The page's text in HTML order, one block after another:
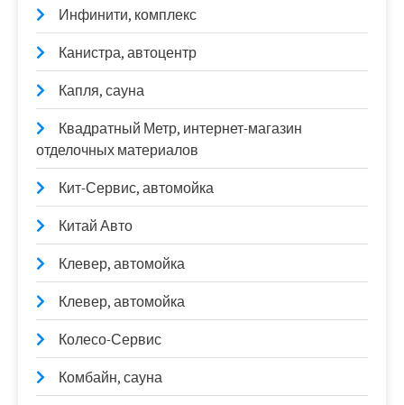
Инфинити, комплекс
Канистра, автоцентр
Капля, сауна
Квадратный Метр, интернет-магазин
отделочных материалов
Кит-Сервис, автомойка
Китай Авто
Клевер, автомойка
Клевер, автомойка
Колесо-Сервис
Комбайн, сауна